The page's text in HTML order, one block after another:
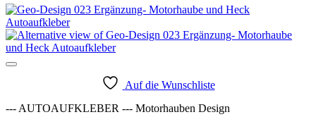
Auf die Wunschliste
--- AUTOAUFKLEBER --- Motorhauben Design